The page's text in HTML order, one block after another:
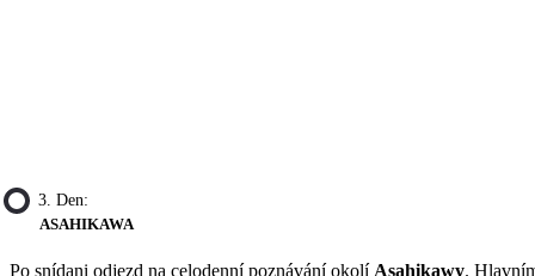
3. Den:
ASAHIKAWA
Po snídani odjezd na celodenní poznávání okolí Asahikawy.